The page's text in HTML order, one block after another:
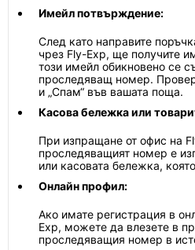
Имейл потвърждение:
След като направите
чрез Fly-Exp, ще получите
този имейл обикновено се
проследяващ номер.
и „Спам“ във вашата поща.
Касова бележка или
При изпращане от офис на
проследяващият номер е
или касовата бележка,
Онлайн профил:
Ако имате регистрация в
Exp, можете да влезете в
проследяващия номер в